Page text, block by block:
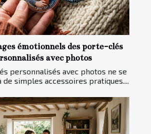
émotionnels des porte-clés
avec photos
personnalisés avec photos ne se
simples accessoires pratiques....